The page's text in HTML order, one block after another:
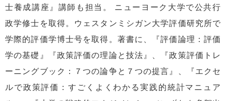
士養成講座』講師も担当。 ニューヨーク大学で公共行
政学修士を取得。ウェスタンミシガン大学評価研究所で
学際的評価学博士号を取得。著書に、『評価論理：評価
学の基礎』『政策評価の理論と技法』、『政策評価トレ
ーニングブック：７つの論争と７つの提言』、『エクセ
ルで政策評価：すごくよくわかる実践的統計マニュア